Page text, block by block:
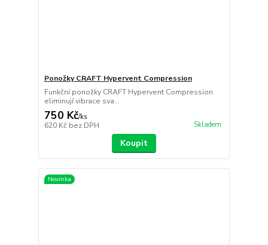
Ponožky CRAFT Hypervent Compression
Funkční ponožky CRAFT Hypervent Compression
eliminují vibrace sva...
750 Kč/ks
620 Kč bez DPH Skladem
Koupit
Novinka